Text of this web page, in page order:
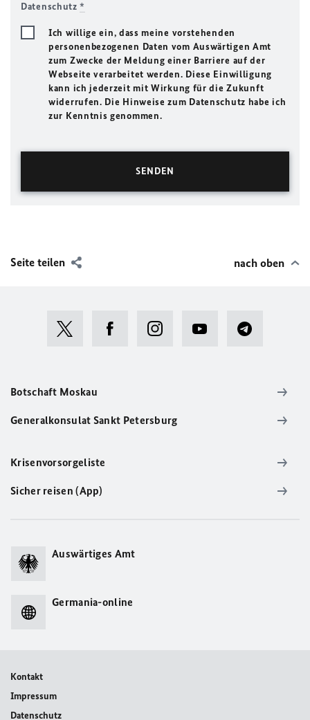
Datenschutz*
Ich willige ein, dass meine vorstehenden
personenbezogenen Daten vom Auswärtigen Amt
zum Zwecke der Meldung einer Barriere auf der
Webseite verarbeitet werden. Diese Einwilligung
kann ich jederzeit mit Wirkung für die Zukunft
widerrufen. Die Hinweise zum Datenschutz habe ich
zur Kenntnis genommen.
Seite teilen nach oben
Botschaft Moskau
Generalkonsulat Sankt Petersburg
Krisenvorsorgeliste
Sicher reisen (App)
Auswärtiges Amt
Germania-online
Kontakt
Impressum
Datenschutz